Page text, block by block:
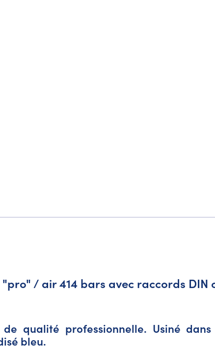
/ air 414 bars avec raccords DIN
qualité professionnelle. Usiné
bleu.